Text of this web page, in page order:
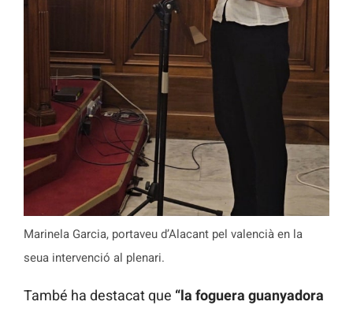
Marinela Garcia, portaveu d’Alacant pel valencià en la
seua intervenció al plenari.
També ha destacat que “la foguera guanyadora